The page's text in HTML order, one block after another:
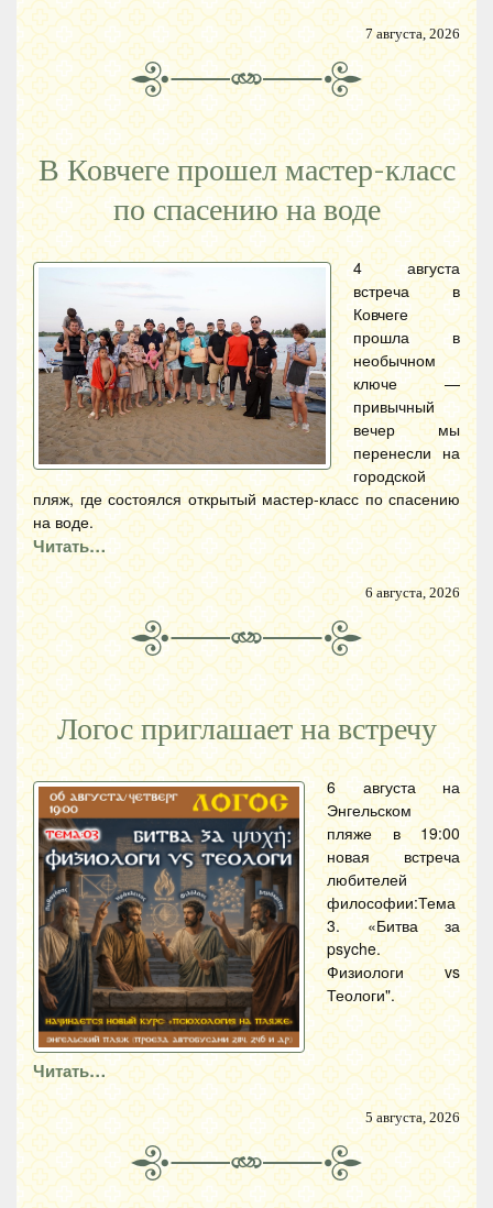
7 августа, 2026
В Ковчеге прошел мастер-класс
по спасению на воде
4 августа
встреча в
Ковчеге
прошла в
необычном
ключе —
привычный
вечер мы
перенесли на
городской
пляж, где состоялся открытый мастер-класс по спасению
на воде.
Читать…
6 августа, 2026
Логос приглашает на встречу
6 августа на
Энгельском
пляже в 19:00
новая встреча
любителей
философии:Тема
3. «Битва за
psyche.
Физиологи vs
Теологи".
Читать…
5 августа, 2026